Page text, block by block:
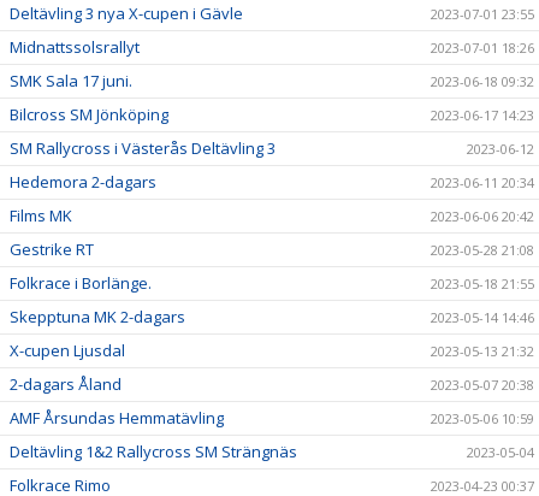
Deltävling 3 nya X-cupen i Gävle 2023-07-01 23:55
Midnattssolsrallyt 2023-07-01 18:26
SMK Sala 17 juni. 2023-06-18 09:32
Bilcross SM Jönköping 2023-06-17 14:23
SM Rallycross i Västerås Deltävling 3 2023-06-12
Hedemora 2-dagars 2023-06-11 20:34
Films MK 2023-06-06 20:42
Gestrike RT 2023-05-28 21:08
Folkrace i Borlänge. 2023-05-18 21:55
Skepptuna MK 2-dagars 2023-05-14 14:46
X-cupen Ljusdal 2023-05-13 21:32
2-dagars Åland 2023-05-07 20:38
AMF Årsundas Hemmatävling 2023-05-06 10:59
Deltävling 1&2 Rallycross SM Strängnäs 2023-05-04
Folkrace Rimo 2023-04-23 00:37